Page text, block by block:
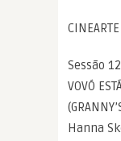
Sessão
VOVÓ
Hanna